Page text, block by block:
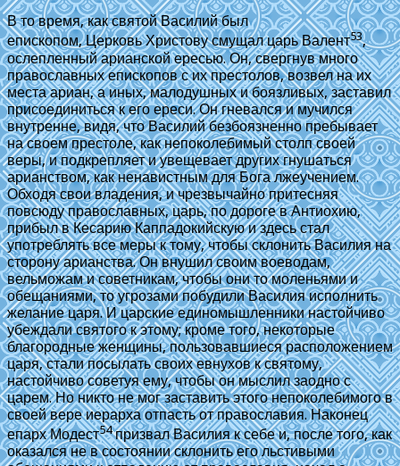
В то время, как святой Василий был
епископом, Церковь Христову смущал царь Валент53,
ослепленный арианской ересью. Он, свергнув много
православных епископов с их престолов, возвел на их
места ариан, а иных, малодушных и боязливых, заставил
присоединиться к его ереси. Он гневался и мучился
внутренне, видя, что Василий безбоязненно пребывает
на своем престоле, как непоколебимый столп своей
веры, и подкрепляет и увещевает других гнушаться
арианством, как ненавистным для Бога лжеучением.
Обходя свои владения, и чрезвычайно притесняя
повсюду православных, царь, по дороге в Антиохию,
прибыл в Кесарию Каппадокийскую и здесь стал
употреблять все меры к тому, чтобы склонить Василия на
сторону арианства. Он внушил своим воеводам,
вельможам и советникам, чтобы они то моленьями и
обещаниями, то угрозами побудили Василия исполнить
желание царя. И царские единомышленники настойчиво
убеждали святого к этому; кроме того, некоторые
благородные женщины, пользовавшиеся расположением
царя, стали посылать своих евнухов к святому,
настойчиво советуя ему, чтобы он мыслил заодно с
царем. Но никто не мог заставить этого непоколебимого в
своей вере иерарха отпасть от православия. Наконец
епарх Модест54призвал Василия к себе и, после того, как
оказался не в состоянии склонить его льстивыми